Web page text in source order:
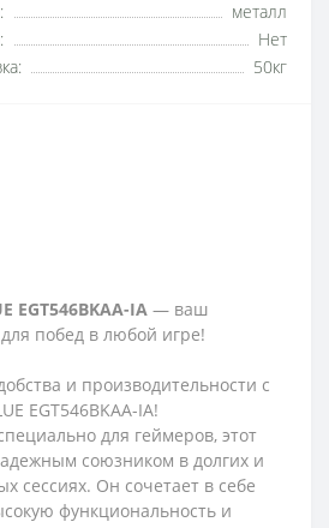
металл
Нет
50кг
EGT546BKAA-IA — ваш
побед в любой игре!
и производительности с
EGT546BKAA-IA!
для геймеров, этот
союзником в долгих и
сессиях. Он сочетает в себе
функциональность и